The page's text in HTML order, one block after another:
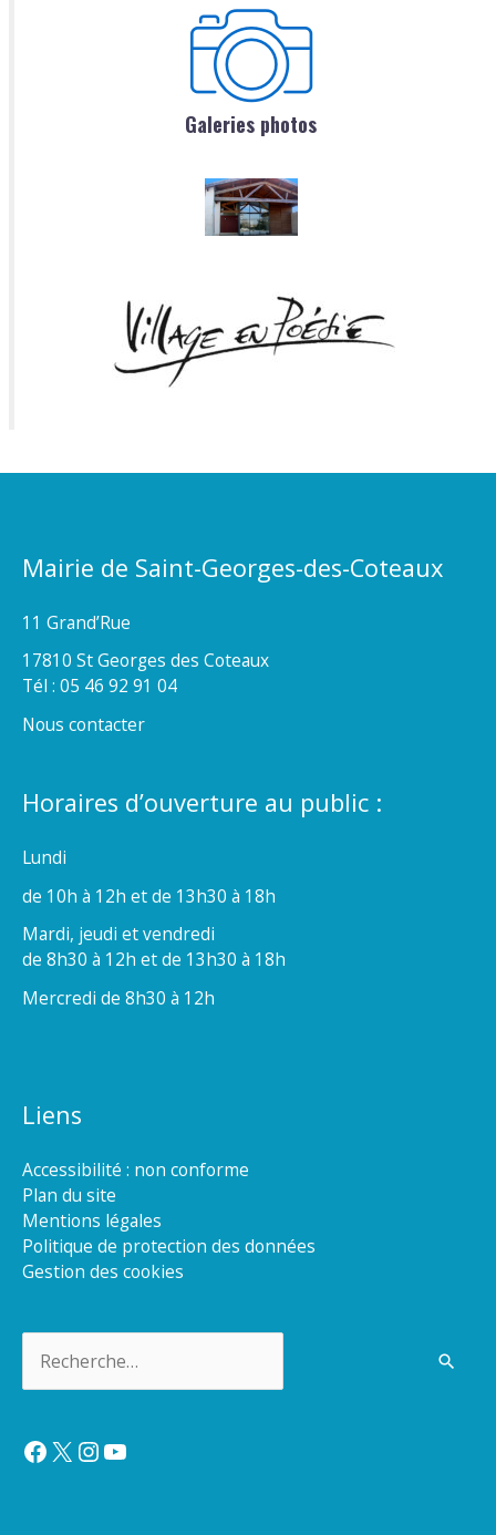
Galeries photos
Mairie de Saint-Georges-des-Coteaux
11 Grand’Rue
17810 St Georges des Coteaux
Tél : 05 46 92 91 04
Nous contacter
Horaires d’ouverture au public :
Lundi
de 10h à 12h et de 13h30 à 18h
Mardi, jeudi et vendredi
de 8h30 à 12h et de 13h30 à 18h
Mercredi de 8h30 à 12h
Liens
Accessibilité : non conforme
Plan du site
Mentions légales
Politique de protection des données
Gestion des cookies
Facebook
X Instagram
YouTube